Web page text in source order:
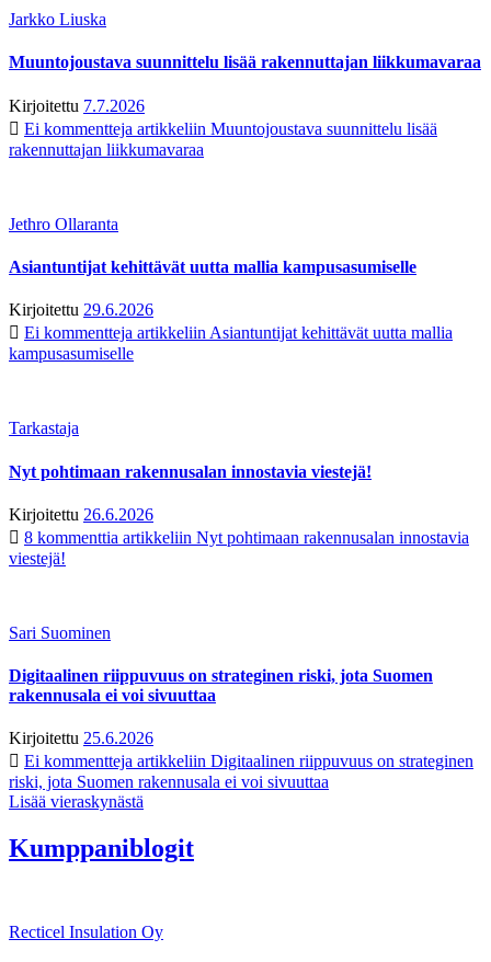
Jarkko Liuska
Muuntojoustava suunnittelu lisää rakennuttajan liikkumavaraa
Kirjoitettu 7.7.2026
Ei kommentteja artikkeliin Muuntojoustava suunnittelu lisää
rakennuttajan liikkumavaraa
Jethro Ollaranta
Asiantuntijat kehittävät uutta mallia kampusasumiselle
Kirjoitettu 29.6.2026
Ei kommentteja artikkeliin Asiantuntijat kehittävät uutta mallia
kampusasumiselle
Tarkastaja
Nyt pohtimaan rakennusalan innostavia viestejä!
Kirjoitettu 26.6.2026
8 kommenttia artikkeliin Nyt pohtimaan rakennusalan innostavia
viestejä!
Sari Suominen
Digitaalinen riippuvuus on strateginen riski, jota Suomen
rakennusala ei voi sivuuttaa
Kirjoitettu 25.6.2026
Ei kommentteja artikkeliin Digitaalinen riippuvuus on strateginen
riski, jota Suomen rakennusala ei voi sivuuttaa
Lisää vieraskynästä
Kumppaniblogit
Recticel Insulation Oy